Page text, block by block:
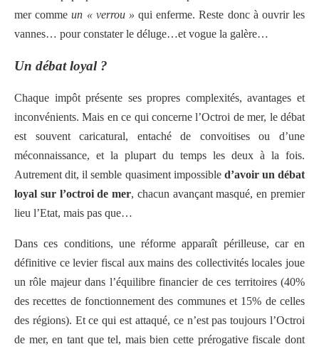
mer commeun « verrou »qui enferme. Reste donc à ouvrir les
vannes… pour constater le déluge…et vogue la galère…
Un débat loyal ?
Chaque impôt présente ses propres complexités, avantages et
inconvénients. Mais en ce qui concerne l’Octroi de mer, le débat
est souvent caricatural, entaché de convoitises ou d’une
méconnaissance, et la plupart du temps les deux à la fois.
Autrement dit, il semble quasiment impossible d’avoir un débat
loyal sur l’octroi de mer, chacun avançant masqué, en premier
lieu l’Etat, mais pas que…
Dans ces conditions, une réforme apparaît périlleuse, car en
définitive ce levier fiscal aux mains des collectivités locales joue
un rôle majeur dans l’équilibre financier de ces territoires (40%
des recettes de fonctionnement des communes et 15% de celles
des régions). Et ce qui est attaqué, ce n’est pas toujours l’Octroi
de mer, en tant que tel, mais bien cette prérogative fiscale dont